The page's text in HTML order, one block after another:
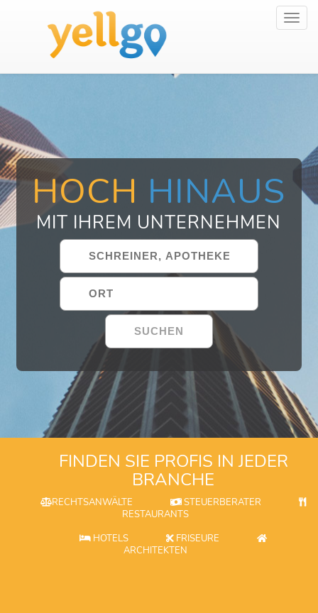
HOCH HINAUS
MIT IHREM UNTERNEHMEN
FINDEN SIE PROFIS IN JEDER
BRANCHE
RECHTSANWÄLTE
STEUERBERATER
RESTAURANTS
HOTELS
FRISEURE
ARCHITEKTEN